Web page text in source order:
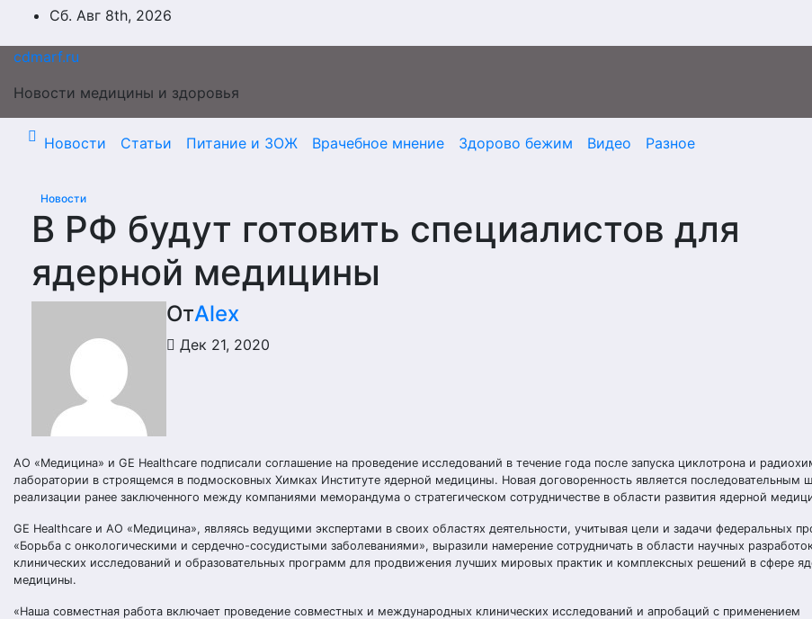
Перейти
содержимому
Сб. Авг 8th, 2026
cdmarf.ru
Новости медицины и здоровья
Новости Статьи Питание и ЗОЖ Врачебное мнение Здорово бежим Видео Разное
Новости
В РФ будут готовить специалистов для
ядерной медицины
ОтAlex
Дек 21, 2020
АО «Медицина» и GE Healthcare подписали соглашение на проведение исследований в течение года после запуска циклотрона и
лаборатории в строящемся в подмосковных Химках Институте ядерной медицины. Новая договоренность является последовательным
реализации ранее заключенного между компаниями меморандума о стратегическом сотрудничестве в области развития ядерной
GE Healthcare и АО «Медицина», являясь ведущими экспертами в своих областях деятельности, учитывая цели и задачи федеральных
«Борьба с онкологическими и сердечно-сосудистыми заболеваниями», выразили намерение сотрудничать в области научных
клинических исследований и образовательных программ для продвижения лучших мировых практик и комплексных решений в сфере
медицины.
«Наша совместная работа включает проведение совместных и международных клинических исследований и апробаций с применением